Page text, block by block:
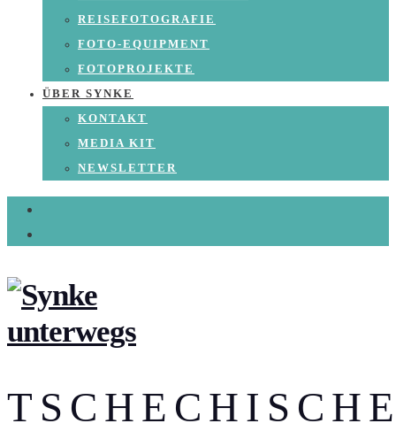
REISEFOTOGRAFIE
FOTO-EQUIPMENT
FOTOPROJEKTE
ÜBER SYNKE
KONTAKT
MEDIA KIT
NEWSLETTER